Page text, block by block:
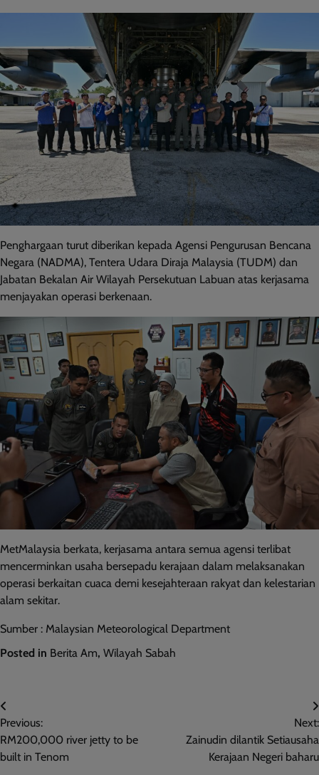
Penghargaan turut diberikan kepada Agensi Pengurusan Bencana
Negara (NADMA), Tentera Udara Diraja Malaysia (TUDM) dan
Jabatan Bekalan Air Wilayah Persekutuan Labuan atas kerjasama
menjayakan operasi berkenaan.
MetMalaysia berkata, kerjasama antara semua agensi terlibat
mencerminkan usaha bersepadu kerajaan dalam melaksanakan
operasi berkaitan cuaca demi kesejahteraan rakyat dan kelestarian
alam sekitar.
Sumber : Malaysian Meteorological Department
Posted in Berita Am, Wilayah Sabah
Post
navigation
Previous:
RM200,000 river jetty to be
built in Tenom
Next:
Zainudin dilantik Setiausaha
Kerajaan Negeri baharu